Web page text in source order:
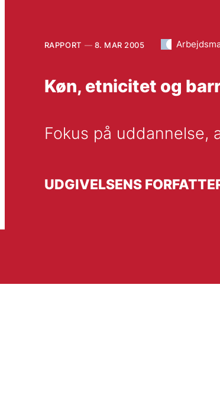
RAPPORT 8. MAR 2005
Køn, etnicitet og
Fokus på uddannelse,
UDGIVELSENS